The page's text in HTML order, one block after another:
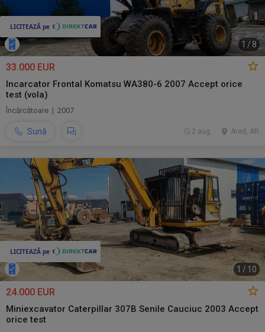
1 /8
33.000 EUR
Incarcator Frontal Komatsu WA380-6 2007 Accept orice
test (vola)
Încărcătoare | 2007
Sună Arad, AR
2 aug.
1 / 10
24.000 EUR
Miniexcavator Caterpillar 307B Senile Cauciuc 2003 Accept
orice test